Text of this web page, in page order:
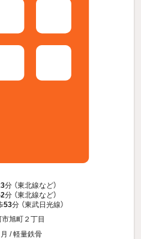
分 （東北線など）
分 （東北線など）
53分 （東武日光線）
旭町２丁目
/ 軽量鉄骨